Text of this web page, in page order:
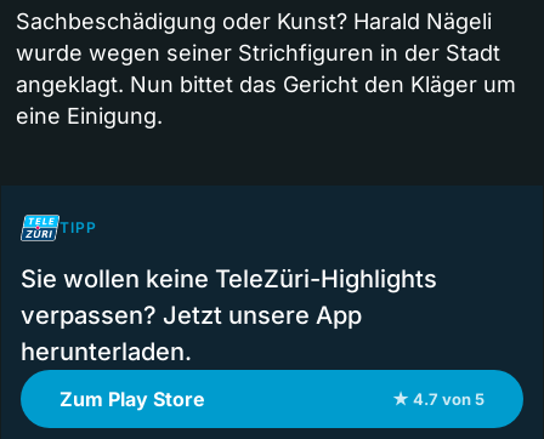
Sachbeschädigung oder Kunst? Harald Nägeli
wurde wegen seiner Strichfiguren in der Stadt
angeklagt. Nun bittet das Gericht den Kläger um
eine Einigung.
TIPP
Sie wollen keine TeleZüri-Highlights
verpassen? Jetzt unsere App
herunterladen.
Zum Play Store ★ 4.7 von 5